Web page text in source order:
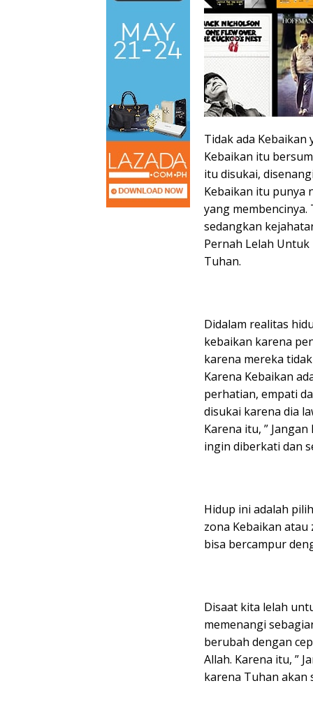
Tidak ada
Kebaikan itu
itu disukai,
Kebaikan itu punya
yang
sedangkan
Pernah Lelah
Tuhan.
Didalam realitas
kebaikan karena
karena mereka
Karena Kebaikan
perhatian, empati
disukai karena dia
Karena itu, ”
ingin diberkati dan
Hidup ini adalah
zona Kebaikan
bisa bercampur
Disaat kita lelah
memenangi
berubah dengan
Allah. Karena itu, ”
karena Tuhan akan